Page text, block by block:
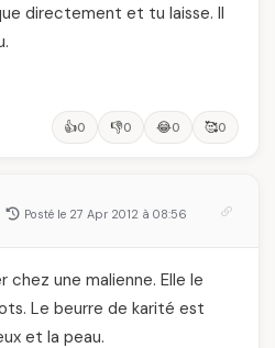
directement et tu laisse. Il
👍0 👎0 😂0 🥰0
Posté le 27 Apr 2012 à 08:56
chez une malienne. Elle le
Le beurre de karité est
et la peau.